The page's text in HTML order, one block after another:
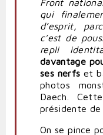
Front
qui
d’esprit,
c’est de
repli
davantage
ses nerfs et
photos
Daech.
présidente de
On se pince